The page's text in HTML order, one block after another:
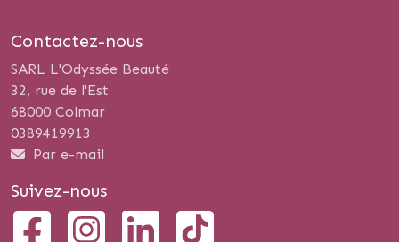
Contactez-nous
SARL L'Odyssée Beauté
32, rue de l'Est
68000 Colmar
0389419913
Par e-mail
Suivez-nous